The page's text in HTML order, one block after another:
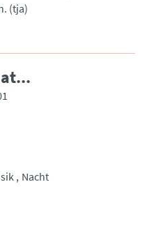
(tja)
Nacht